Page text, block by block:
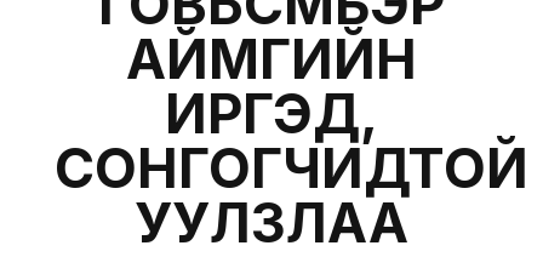
АЙМГИЙН
ИРГЭД,
СОНГОГЧИДТОЙ
УУЛЗЛАА